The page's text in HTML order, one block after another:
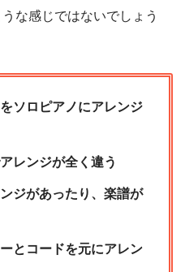
な感じではないでしょう
ソロピアノにアレンジ
レンジが全く違う
ジがあったり、楽譜が
とコードを元にアレン